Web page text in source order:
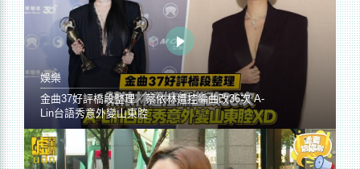
娛樂
金曲37好評橋段整理／蔡依林遭控編曲改36次 A-
Lin台語秀意外變山東腔